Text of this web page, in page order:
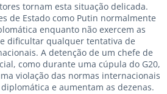
tornam esta situação delicada.
de Estado como Putin normalmente
enquanto não exercem as
dificultar qualquer tentativa de
A detenção de um chefe de
como durante uma cúpula do G20,
violação das normas internacionais
e aumentam as dezenas.